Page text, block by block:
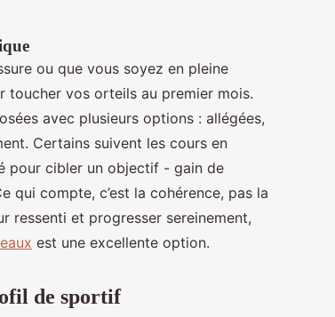
ou que vous soyez en pleine
toucher vos orteils au premier mois.
avec plusieurs options : allégées,
Certains suivent les cours en
pour cibler un objectif - gain de
qui compte, c’est la cohérence, pas la
ressenti et progresser sereinement,
est une excellente option.
de sportif